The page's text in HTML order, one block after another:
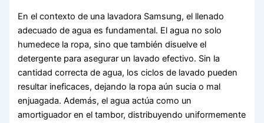
En el contexto de una lavadora Samsung, el llenado
adecuado de agua es fundamental. El agua no solo
humedece la ropa, sino que también disuelve el
detergente para asegurar un lavado efectivo. Sin la
cantidad correcta de agua, los ciclos de lavado pueden
resultar ineficaces, dejando la ropa aún sucia o mal
enjuagada. Además, el agua actúa como un
amortiguador en el tambor, distribuyendo uniformemente